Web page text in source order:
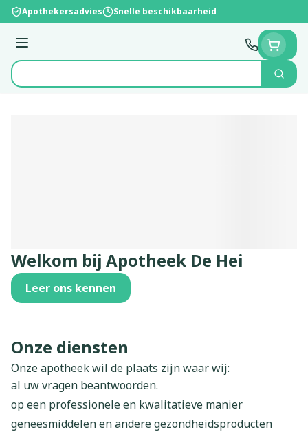
Ga naar de inhoud
Apothekersadvies Snelle beschikbaarheid
Menu
Product, merk, categorie...
Zoek
Welkom bij Apotheek De Hei
Leer ons kennen
Onze diensten
Onze apotheek wil de plaats zijn waar wij:
al uw vragen beantwoorden.
op een professionele en kwalitatieve manier
geneesmiddelen en andere gezondheidsproducten